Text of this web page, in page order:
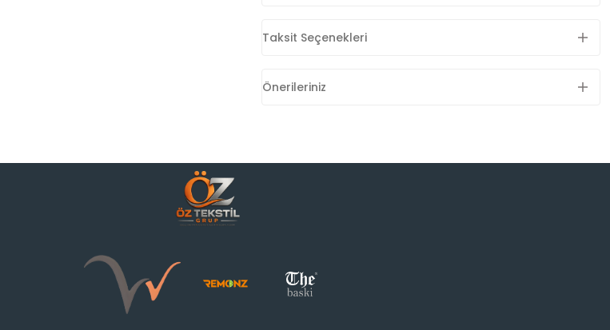
Taksit Seçenekleri
Önerileriniz